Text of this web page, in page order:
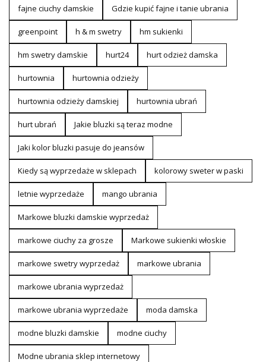
fajne ciuchy damskie Gdzie kupić fajne i tanie ubrania
greenpoint h & m swetry hm sukienki
hm swetry damskie hurt24 hurt odzież damska
hurtownia hurtownia odzieży
hurtownia odzieży damskiej hurtownia ubrań
hurt ubrań Jakie bluzki są teraz modne
Jaki kolor bluzki pasuje do jeansów
Kiedy są wyprzedaże w sklepach kolorowy sweter w paski
letnie wyprzedaże mango ubrania
Markowe bluzki damskie wyprzedaż
markowe ciuchy za grosze Markowe sukienki włoskie
markowe swetry wyprzedaż markowe ubrania
markowe ubrania wyprzedaż
markowe ubrania wyprzedaże moda damska
modne bluzki damskie modne ciuchy
Modne ubrania sklep internetowy